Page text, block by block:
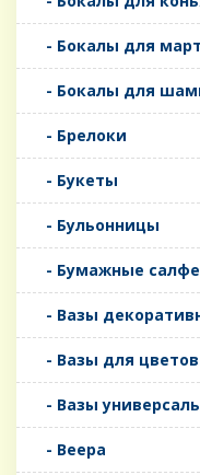
- Бокалы для
- Бокалы для
- Брелоки
- Букеты
- Бульонницы
- Бумажные
- Вазы
- Вазы для цветов
- Вазы
- Веера